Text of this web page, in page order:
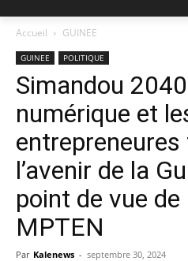
Accueil GUINEE
GUINEE POLITIQUE
Simandou
numérique et
l’avenir de la
point de vue
MPTEN
Par Kalenews - septembre 30, 2024